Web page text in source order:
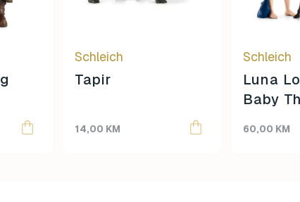
Schleich
Tapir
14,00 KM
Schleich
Luna
Baby
60,00 KM